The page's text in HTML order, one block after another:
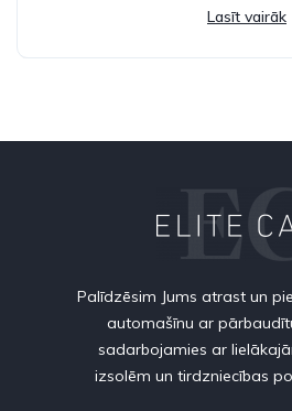
Lasīt vairāk
Palīdzēsim Jums atrast un
automašīnu ar
sadarbojamies ar
izsolēm un tirdzniecības